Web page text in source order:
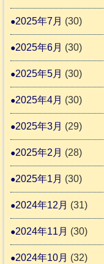
2025年7月 (30)
2025年6月 (30)
2025年5月 (30)
2025年4月 (30)
2025年3月 (29)
2025年2月 (28)
2025年1月 (30)
2024年12月 (31)
2024年11月 (30)
2024年10月 (32)